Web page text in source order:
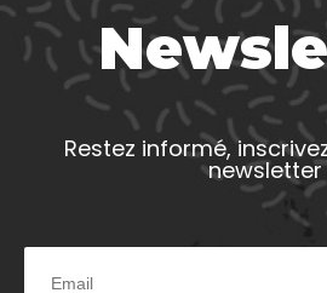
Restez informé,
newsletter